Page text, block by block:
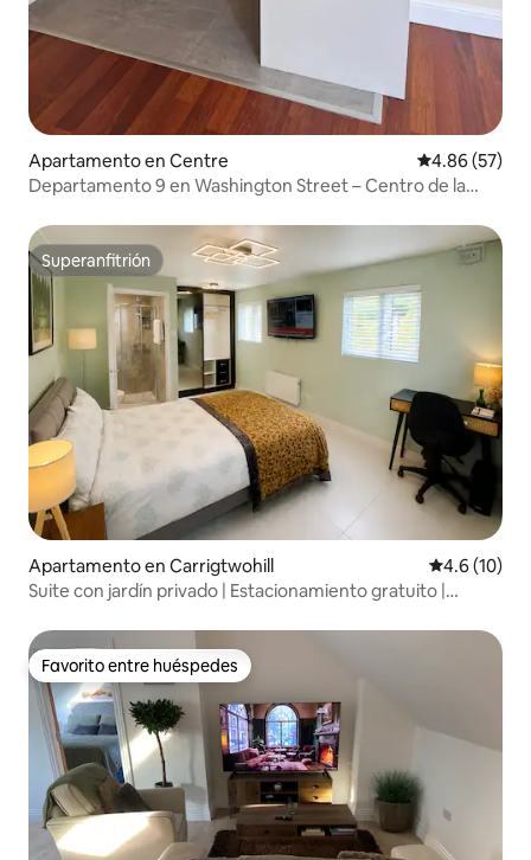
Apartamento en Centre Calificación
4.86 (57)
Departamento 9 en Washington Street – Centro de la
Superanfitrión
Superanfitrión
Apartamento en Carrigtwohill Calificación
4.6 (10)
Suite con jardín privado | Estacionamiento gratuito |
Favorito entre huéspedes
Favorito entre huéspedes